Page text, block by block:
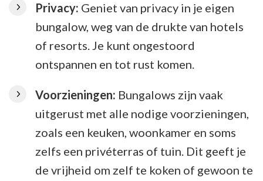
Privacy: Geniet van privacy in je eigen
bungalow, weg van de drukte van hotels
of resorts. Je kunt ongestoord
ontspannen en tot rust komen.
Voorzieningen: Bungalows zijn vaak
uitgerust met alle nodige voorzieningen,
zoals een keuken, woonkamer en soms
zelfs een privéterras of tuin. Dit geeft je
de vrijheid om zelf te koken of gewoon te